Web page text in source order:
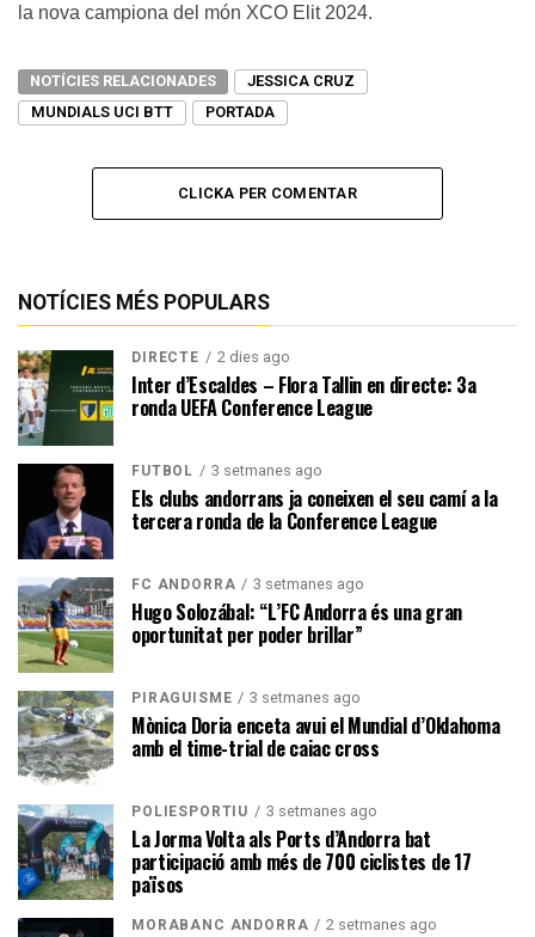
la nova campiona del món XCO Elit 2024.
NOTÍCIES RELACIONADES
JESSICA CRUZ
MUNDIALS UCI BTT
PORTADA
CLICKA PER COMENTAR
NOTÍCIES MÉS POPULARS
DIRECTE 2 dies ago
Inter d’Escaldes – Flora Tallin en directe: 3a
ronda UEFA Conference League
FUTBOL 3 setmanes ago
Els clubs andorrans ja coneixen el seu camí a la
tercera ronda de la Conference League
FC ANDORRA 3 setmanes ago
Hugo Solozábal: “L’FC Andorra és una gran
oportunitat per poder brillar”
PIRAGÜISME 3 setmanes ago
Mònica Doria enceta avui el Mundial d’Oklahoma
amb el time-trial de caiac cross
POLIESPORTIU 3 setmanes ago
La Jorma Volta als Ports d’Andorra bat
participació amb més de 700 ciclistes de 17
països
MORABANC ANDORRA 2 setmanes ago